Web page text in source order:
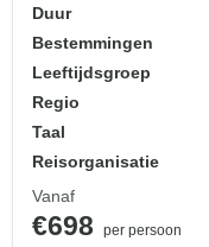
Duur
Bestemmingen
Leeftijdsgroep
Regio
Taal
Reisorganisatie
Vanaf
€698
per persoon